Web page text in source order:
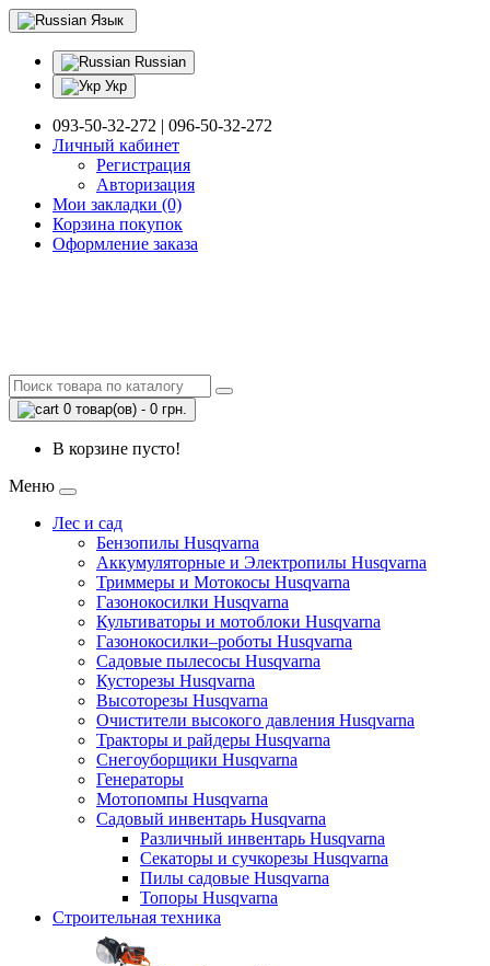
Язык
Russian
Укр
093-50-32-272 | 096-50-32-272
Личный кабинет
Регистрация
Авторизация
Мои закладки (0)
Корзина покупок
Оформление заказа
0 товар(ов) - 0 грн.
В корзине пусто!
Меню
Лес и сад
Бензопилы Husqvarna
Аккумуляторные и Электропилы Нusqvarna
Триммеры и Мотокосы Нusqvarna
Газонокосилки Husqvarna
Культиваторы и мотоблоки Husqvarna
Газонокосилки–роботы Husqvarna
Садовые пылесосы Husqvarna
Кусторезы Husqvarna
Высоторезы Husqvarna
Очистители высокого давления Husqvarna
Тракторы и райдеры Husqvarna
Снегоуборщики Husqvarna
Генераторы
Мотопомпы Husqvarna
Садовый инвентарь Husqvarna
Различный инвентарь Husqvarna
Секаторы и сучкорезы Husqvarna
Пилы садовые Husqvarna
Топоры Husqvarna
Строительная техника